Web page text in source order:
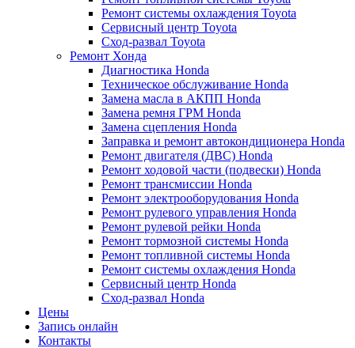
Ремонт системы охлаждения Toyota
Сервисный центр Toyota
Сход-развал Toyota
Ремонт Хонда
Диагностика Honda
Техническое обслуживание Honda
Замена масла в АКПП Honda
Замена ремня ГРМ Honda
Замена сцепления Honda
Заправка и ремонт автокондиционера Honda
Ремонт двигателя (ДВС) Honda
Ремонт ходовой части (подвески) Honda
Ремонт трансмиссии Honda
Ремонт электрооборудования Honda
Ремонт рулевого управления Honda
Ремонт рулевой рейки Honda
Ремонт тормозной системы Honda
Ремонт топливной системы Honda
Ремонт системы охлаждения Honda
Сервисный центр Honda
Сход-развал Honda
Цены
Запись онлайн
Контакты